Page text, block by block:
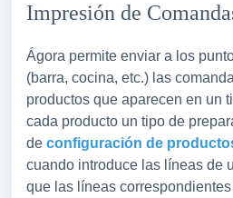
Impresión de
Ágora permite enviar a los
(barra, cocina, etc.) las
productos que aparecen en un
cada producto un tipo de
de configuración de
cuando introduce las líneas de
que las líneas